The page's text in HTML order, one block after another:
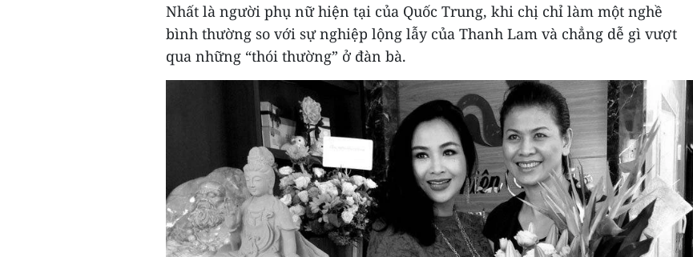
Nhất là người phụ nữ hiện tại của Quốc Trung, khi chị chỉ làm một nghề
bình thường so với sự nghiệp lộng lẫy của Thanh Lam và chẳng dễ gì vượt
qua những “thói thường” ở đàn bà.